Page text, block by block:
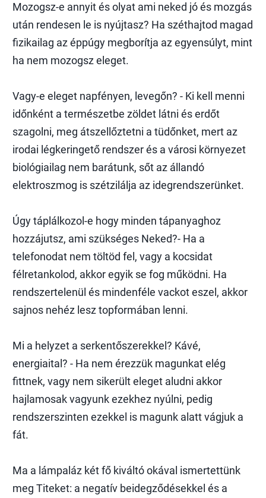
Mozogsz-e annyit és olyat ami neked jó és mozgás
után rendesen le is nyújtasz? Ha széthajtod magad
fizikailag az éppúgy megborítja az egyensúlyt, mint
ha nem mozogsz eleget.
Vagy-e eleget napfényen, levegőn? - Ki kell menni
időnként a természetbe zöldet látni és erdőt
szagolni, meg átszellőztetni a tüdőnket, mert az
irodai légkeringető rendszer és a városi környezet
biológiailag nem barátunk, sőt az állandó
elektroszmog is szétzilálja az idegrendszerünket.
Úgy táplálkozol-e hogy minden tápanyaghoz
hozzájutsz, ami szükséges Neked?- Ha a
telefonodat nem töltöd fel, vagy a kocsidat
félretankolod, akkor egyik se fog működni. Ha
rendszertelenül és mindenféle vackot eszel, akkor
sajnos nehéz lesz topformában lenni.
Mi a helyzet a serkentőszerekkel? Kávé,
energiaital? - Ha nem érezzük magunkat elég
fittnek, vagy nem sikerült eleget aludni akkor
hajlamosak vagyunk ezekhez nyúlni, pedig
rendszerszinten ezekkel is magunk alatt vágjuk a
fát.
Ma a lámpaláz két fő kiváltó okával ismertettünk
meg Titeket: a negatív beidegződésekkel és a